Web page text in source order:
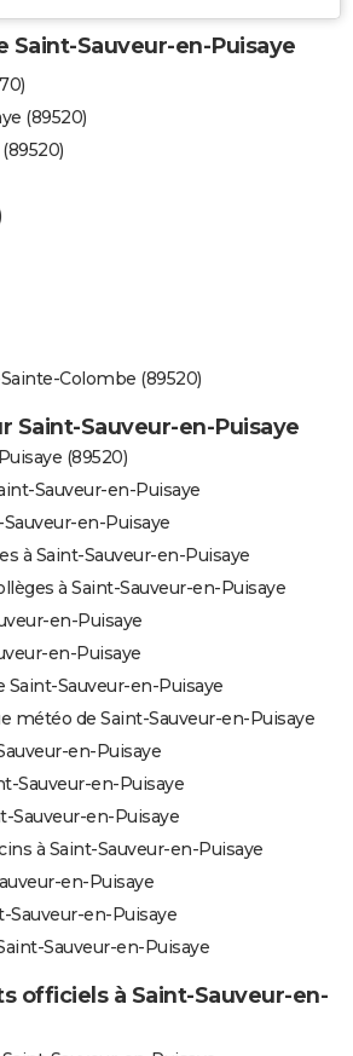
Saint-Sauveur-en-Puisaye
(89520)
Colombe (89520)
Saint-Sauveur-en-Puisaye
(89520)
Sauveur-en-Puisaye
en-Puisaye
à Saint-Sauveur-en-Puisaye
à Saint-Sauveur-en-Puisaye
en-Puisaye
en-Puisaye
Sauveur-en-Puisaye
météo de Saint-Sauveur-en-Puisaye
en-Puisaye
Sauveur-en-Puisaye
Sauveur-en-Puisaye
à Saint-Sauveur-en-Puisaye
en-Puisaye
Sauveur-en-Puisaye
Sauveur-en-Puisaye
officiels à Saint-Sauveur-en-